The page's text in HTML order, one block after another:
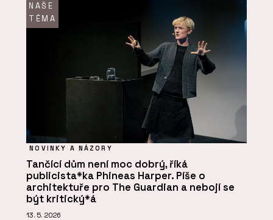
NAŠE
TÉMA
NOVINKY A NÁZORY
Tančící dům není moc dobrý, říká
publicista*ka Phineas Harper. Píše o
architektuře pro The Guardian a nebojí se
být kritický*á
13. 5. 2026